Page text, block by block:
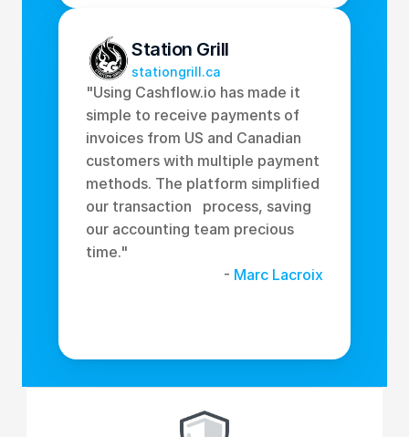
Station Grill
stationgrill.ca
"Using Cashflow.io has made it
simple to receive payments of
invoices from US and Canadian
customers with multiple payment
methods. The platform simplified
our transaction   process, saving
our accounting team precious
time."
- Marc Lacroix